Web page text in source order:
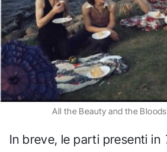
All the Beauty and the
In breve, le parti presenti in